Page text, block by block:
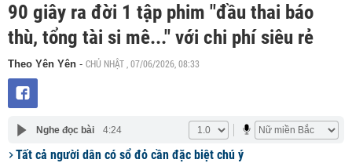
90 giây ra đời 1 tập phim "đầu thai báo
thù, tổng tài si mê..." với chi phí siêu rẻ
Theo Yên Yên - CHỦ NHẬT , 07/06/2026, 08:33
Nghe đọc bài 4:24
Tất cả người dân có sổ đỏ cần đặc biệt chú ý